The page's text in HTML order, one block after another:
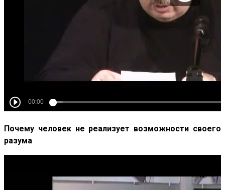
Почему человек не реализует возможности своего
разума